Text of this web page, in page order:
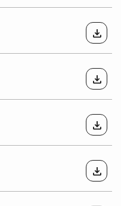
download
download
download
download